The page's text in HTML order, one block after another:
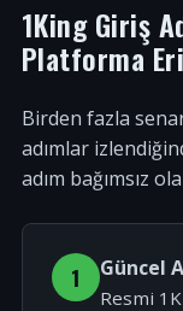
1King Giriş
Platforma
Birden fazla
adımlar
adım bağımsız
1 Güncel
Resmi